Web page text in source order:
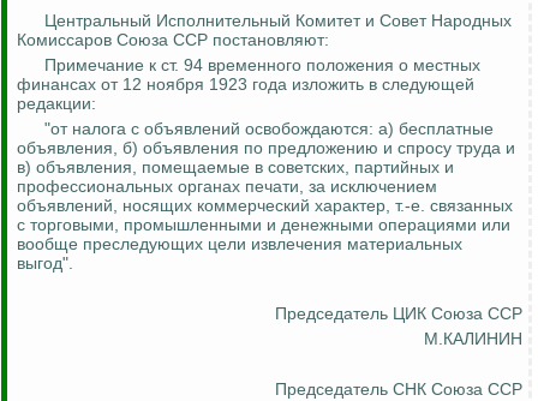
Центральный Исполнительный Комитет и Совет Народных
Комиссаров Союза ССР постановляют:
Примечание к ст. 94 временного положения о местных
финансах от 12 ноября 1923 года изложить в следующей
редакции:
"от налога с объявлений освобождаются: а) бесплатные
объявления, б) объявления по предложению и спросу труда и
в) объявления, помещаемые в советских, партийных и
профессиональных органах печати, за исключением
объявлений, носящих коммерческий характер, т.-е. связанных
с торговыми, промышленными и денежными операциями или
вообще преследующих цели извлечения материальных
выгод".
Председатель ЦИК Союза ССР
М.КАЛИНИН
Председатель СНК Союза ССР